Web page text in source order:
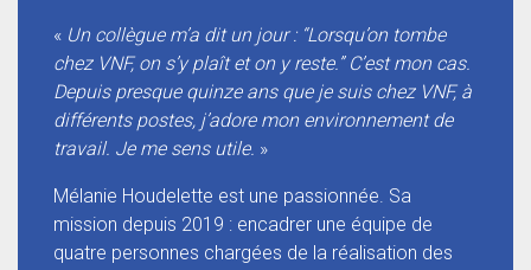
« Un collègue m’a dit un jour : “Lorsqu’on tombe
chez VNF, on s’y plaît et on y reste.” C’est mon cas.
Depuis presque quinze ans que je suis chez VNF, à
différents postes, j’adore mon environnement de
travail. Je me sens utile. »
Mélanie Houdelette est une passionnée. Sa
mission depuis 2019 : encadrer une équipe de
quatre personnes chargées de la réalisation des